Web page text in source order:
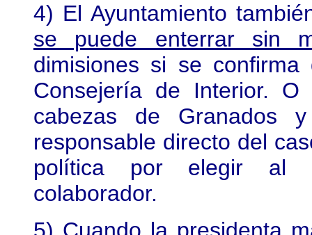
4) El Ayuntamiento
se puede enterrar sin
dimisiones si se
Consejería de Interior.
cabezas de Granados
responsable directo del
política por elegir al
colaborador.